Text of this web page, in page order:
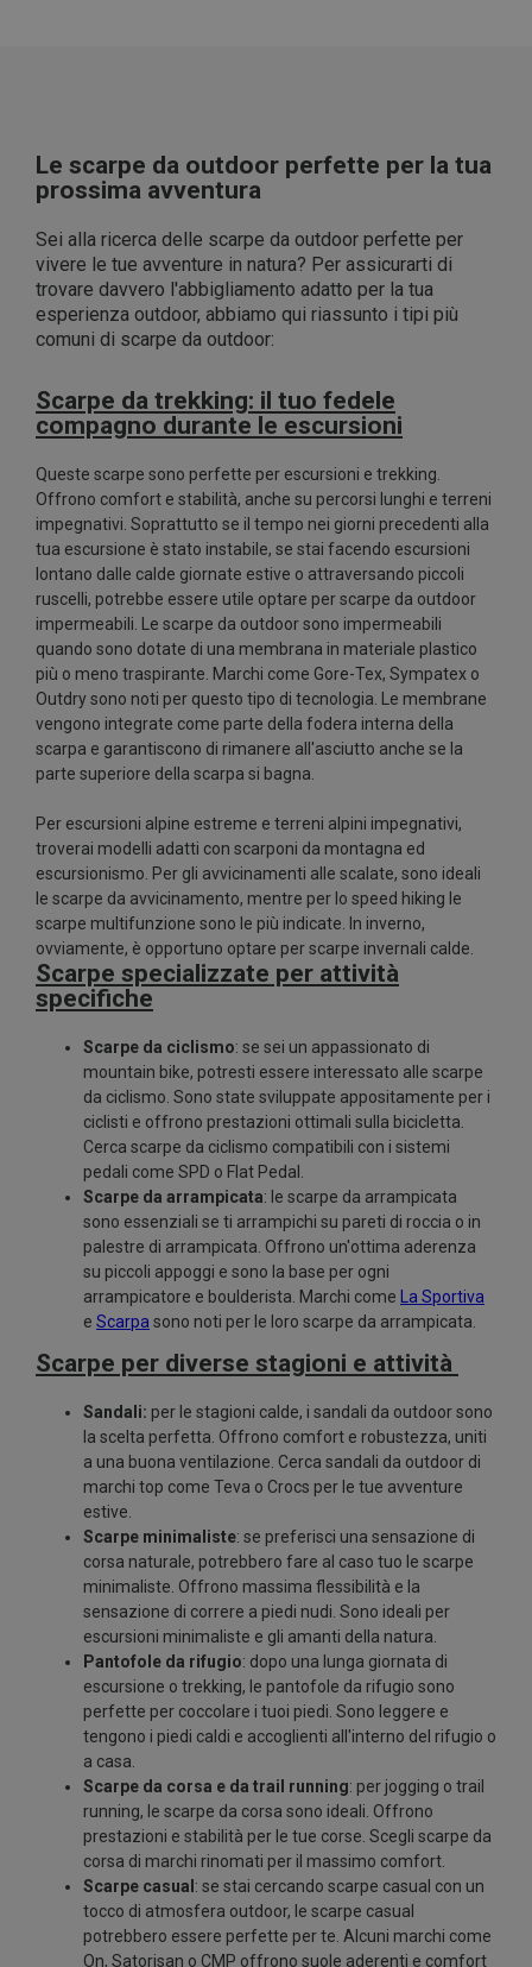
Le scarpe da outdoor perfette per la tua
prossima avventura
Sei alla ricerca delle scarpe da outdoor perfette per
vivere le tue avventure in natura? Per assicurarti di
trovare davvero l'abbigliamento adatto per la tua
esperienza outdoor, abbiamo qui riassunto i tipi più
comuni di scarpe da outdoor:
Scarpe da trekking: il tuo fedele
compagno durante le escursioni
Queste scarpe sono perfette per escursioni e trekking.
Offrono comfort e stabilità, anche su percorsi lunghi e terreni
impegnativi. Soprattutto se il tempo nei giorni precedenti alla
tua escursione è stato instabile, se stai facendo escursioni
lontano dalle calde giornate estive o attraversando piccoli
ruscelli, potrebbe essere utile optare per scarpe da outdoor
impermeabili. Le scarpe da outdoor sono impermeabili
quando sono dotate di una membrana in materiale plastico
più o meno traspirante. Marchi come Gore-Tex, Sympatex o
Outdry sono noti per questo tipo di tecnologia. Le membrane
vengono integrate come parte della fodera interna della
scarpa e garantiscono di rimanere all'asciutto anche se la
parte superiore della scarpa si bagna.
Per escursioni alpine estreme e terreni alpini impegnativi,
troverai modelli adatti con scarponi da montagna ed
escursionismo. Per gli avvicinamenti alle scalate, sono ideali
le scarpe da avvicinamento, mentre per lo speed hiking le
scarpe multifunzione sono le più indicate. In inverno,
ovviamente, è opportuno optare per scarpe invernali calde.
Scarpe specializzate per attività
specifiche
Scarpe da ciclismo: se sei un appassionato di
mountain bike, potresti essere interessato alle scarpe
da ciclismo. Sono state sviluppate appositamente per i
ciclisti e offrono prestazioni ottimali sulla bicicletta.
Cerca scarpe da ciclismo compatibili con i sistemi
pedali come SPD o Flat Pedal.
Scarpe da arrampicata: le scarpe da arrampicata
sono essenziali se ti arrampichi su pareti di roccia o in
palestre di arrampicata. Offrono un'ottima aderenza
su piccoli appoggi e sono la base per ogni
arrampicatore e boulderista. Marchi come
La Sportiva
e Scarpa sono noti per le loro scarpe da arrampicata.
Scarpe per diverse stagioni e attività
Sandali: per le stagioni calde, i sandali da outdoor sono
la scelta perfetta. Offrono comfort e robustezza, uniti
a una buona ventilazione. Cerca sandali da outdoor di
marchi top come Teva o Crocs per le tue avventure
estive.
Scarpe minimaliste: se preferisci una sensazione di
corsa naturale, potrebbero fare al caso tuo le scarpe
minimaliste. Offrono massima flessibilità e la
sensazione di correre a piedi nudi. Sono ideali per
escursioni minimaliste e gli amanti della natura.
Pantofole da rifugio: dopo una lunga giornata di
escursione o trekking, le pantofole da rifugio sono
perfette per coccolare i tuoi piedi. Sono leggere e
tengono i piedi caldi e accoglienti all'interno del rifugio o
a casa.
Scarpe da corsa e da trail running: per jogging o trail
running, le scarpe da corsa sono ideali. Offrono
prestazioni e stabilità per le tue corse. Scegli scarpe da
corsa di marchi rinomati per il massimo comfort.
Scarpe casual : se stai cercando scarpe casual con un
tocco di atmosfera outdoor, le scarpe casual
potrebbero essere perfette per te. Alcuni marchi come
On, Satorisan o CMP offrono suole aderenti e comfort